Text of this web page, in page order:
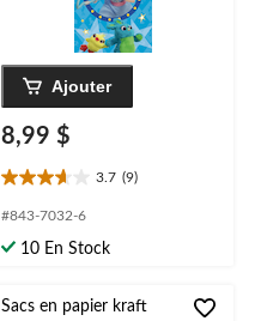
Ajouter
8,99 $
3.7 (9)
3.7
étoile(s)
5.
évaluations
#843-7032-6
10 En Stock
Sacs en papier kraft